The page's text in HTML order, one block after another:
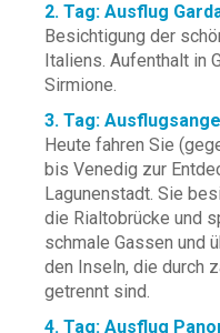
2. Tag: Ausflug
Besichtigung der
Italiens. Aufenthalt in
Sirmione.
3. Tag:
Heute fahren Sie
bis Venedig zur
Lagunenstadt. Sie
die Rialtobrücke und
schmale Gassen und
den Inseln, die durch
getrennt sind.
4. Tag: Ausflug